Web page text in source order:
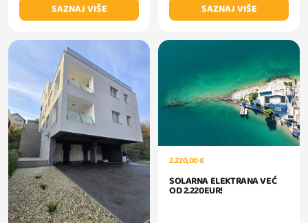
SAZNAJ VIŠE
SAZNAJ VIŠE
2.220,00 €
SOLARNA ELEKTRANA VEĆ
OD 2.220EUR!